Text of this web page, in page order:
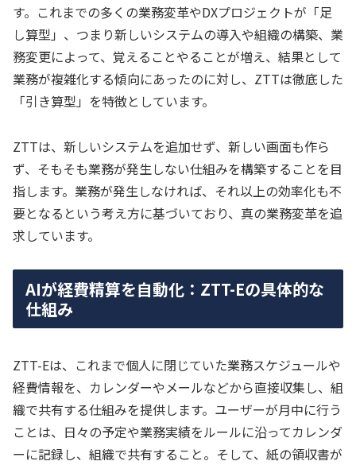
す。これまでの多くの業務変革やDXプロジェクトが「足
し算型」、つまり新しいシステムの導入や組織の構築、業
務変更によって、覚えることやることが増え、結果として
業務が複雑化する傾向にあったのに対し、ZTTは徹底した
「引き算型」を特徴としています。
ZTTは、新しいシステムを追加せず、新しい画面も作ら
ず、そもそも業務が発生しない仕組みを構築することを目
指します。業務が発生しなければ、それ以上の効率化も不
要となるという考え方に基づいており、真の業務変革を追
求しています。
AIが経費精算を自動化：ZTT-Eの具体的な
仕組み
ZTT-Eは、これまで個人に閉じていた業務スケジュールや
経費情報を、カレンダーやメールなどから直接収集し、組
織で共有する仕組みを提供します。ユーザーが月中に行う
ことは、日々の予定や業務実績をルールに沿ってカレンダ
ーに記録し、組織で共有すること。そして、紙の領収書が